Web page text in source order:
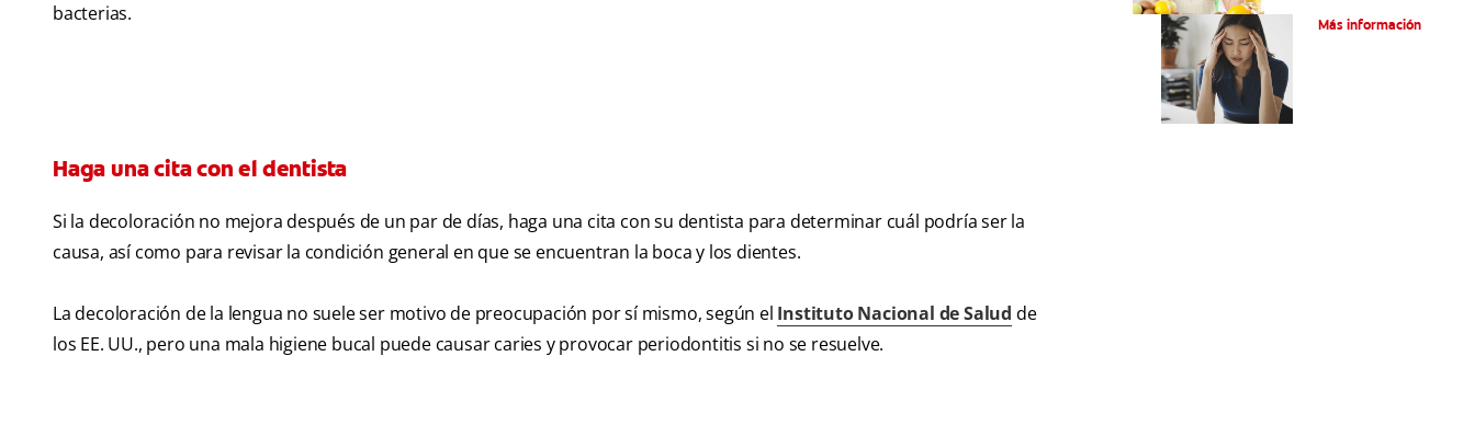
bacterias.
Haga una cita con el dentista
Si la decoloración no mejora después de un par de días, haga una cita con su dentista para determinar cuál podría ser la
causa, así como para revisar la condición general en que se encuentran la boca y los dientes.
La decoloración de la lengua no suele ser motivo de preocupación por sí mismo, según el Instituto Nacional de Salud de
los EE. UU., pero una mala higiene bucal puede causar caries y provocar periodontitis si no se resuelve.
Más información